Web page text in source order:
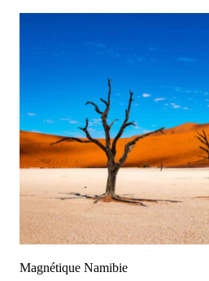
Magnétique Namibie